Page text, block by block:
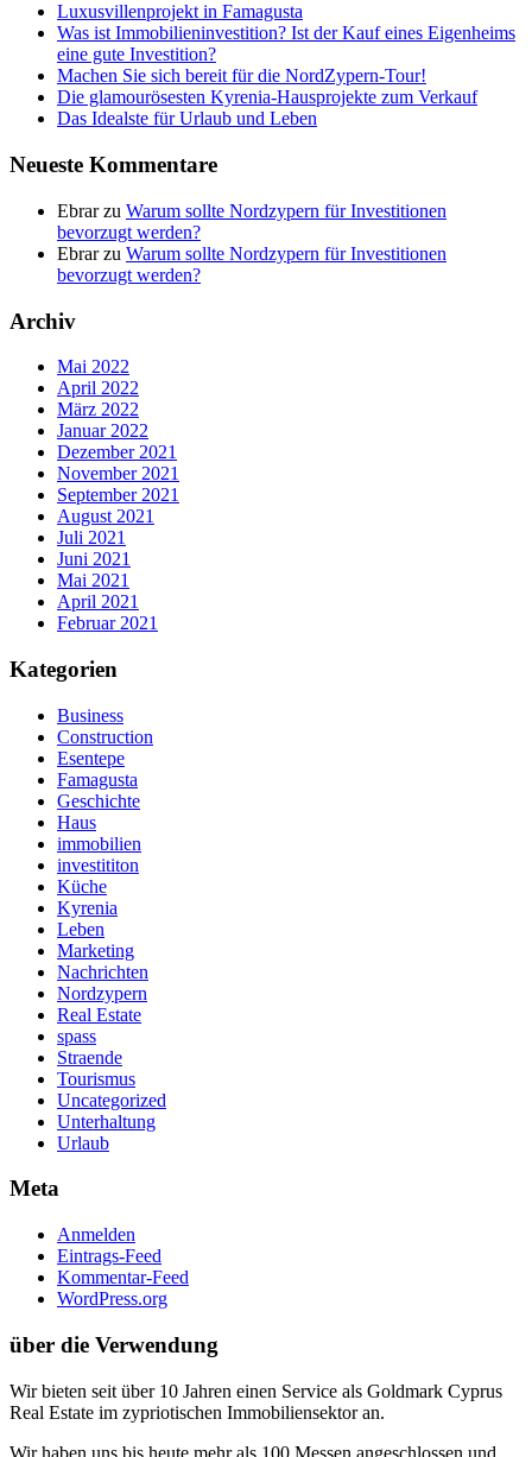
Luxusvillenprojekt in Famagusta
Was ist Immobilieninvestition? Ist der Kauf eines Eigenheims
eine gute Investition?
Machen Sie sich bereit für die NordZypern-Tour!
Die glamourösesten Kyrenia-Hausprojekte zum Verkauf
Das Idealste für Urlaub und Leben
Neueste Kommentare
Ebrarzu Warum sollte Nordzypern für Investitionen
bevorzugt werden?
Ebrarzu Warum sollte Nordzypern für Investitionen
bevorzugt werden?
Archiv
Mai 2022
April 2022
März 2022
Januar 2022
Dezember 2021
November 2021
September 2021
August 2021
Juli 2021
Juni 2021
Mai 2021
April 2021
Februar 2021
Kategorien
Business
Construction
Esentepe
Famagusta
Geschichte
Haus
immobilien
investititon
Küche
Kyrenia
Leben
Marketing
Nachrichten
Nordzypern
Real Estate
spass
Straende
Tourismus
Uncategorized
Unterhaltung
Urlaub
Meta
Anmelden
Eintrags-Feed
Kommentar-Feed
WordPress.org
über die Verwendung
Wir bieten seit über 10 Jahren einen Service als Goldmark Cyprus
Real Estate im zypriotischen Immobiliensektor an.
Wir haben uns bis heute mehr als 100 Messen angeschlossen und